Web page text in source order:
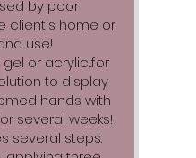
by poor
client's home or
use!
or acrylic...for
to display
hands with
several weeks!
several steps: